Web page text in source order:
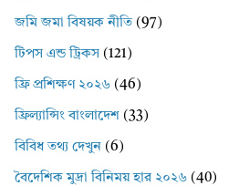
জমি জমা বিষয়ক নীতি (97)
টিপস এন্ড ট্রিকস (121)
ফ্রি প্রশিক্ষণ ২০২৬ (46)
ফ্রিল্যান্সিং বাংলাদেশ (33)
বিবিধ তথ্য দেখুন (6)
বৈদেশিক মুদ্রা বিনিময় হার ২০২৬ (40)